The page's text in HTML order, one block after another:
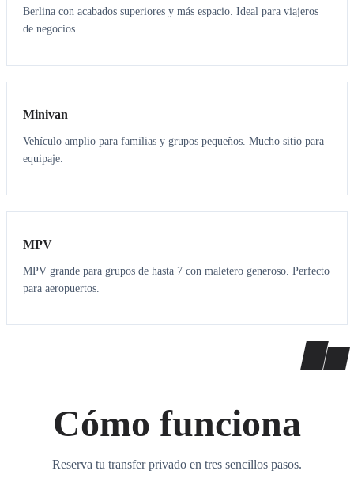
Berlina con acabados superiores y más espacio. Ideal para viajeros
de negocios.
6 5
Minivan
Vehículo amplio para familias y grupos pequeños. Mucho sitio para
equipaje.
7 7
MPV
MPV grande para grupos de hasta 7 con maletero generoso. Perfecto
para aeropuertos.
Cómo funciona
Reserva tu transfer privado en tres sencillos pasos.